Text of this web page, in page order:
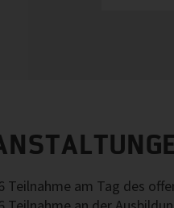
Teilnahme am Tag des